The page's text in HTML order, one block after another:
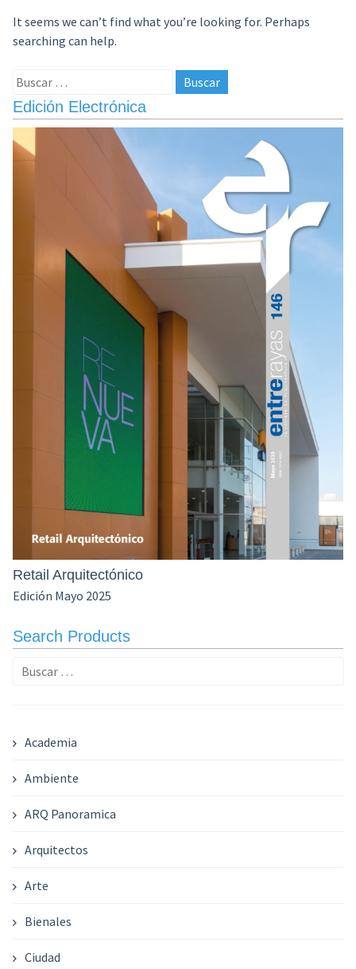
It seems we can’t find what you’re looking for. Perhaps
searching can help.
Buscar:
Edición Electrónica
Retail Arquitectónico
Edición Mayo 2025
Search Products
Buscar:
Academia
Ambiente
ARQ Panoramica
Arquitectos
Arte
Bienales
Ciudad